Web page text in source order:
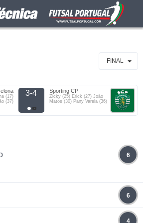
FINAL
(17)
(37)
3-4 Sporting CP
Zicky (25) Erick (27) João
Matos (30) Pany Varela (36)
6
6
4